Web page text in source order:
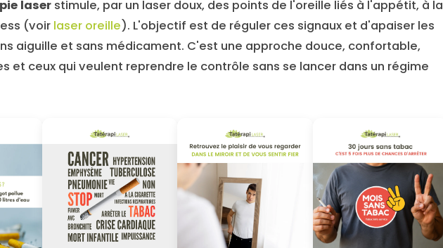
laser stimule, par un laser doux, des points de l'oreille liés à l'appétit, à la
(voir laser oreille). L'objectif est de réguler ces signaux et d'apaiser les
aiguille et sans médicament. C'est une approche douce, confortable,
et ceux qui veulent reprendre le contrôle sans se lancer dans un régime